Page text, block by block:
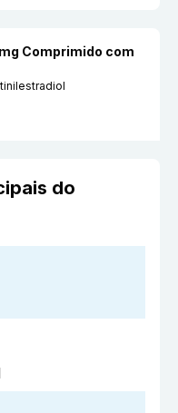
Comprimido com
do